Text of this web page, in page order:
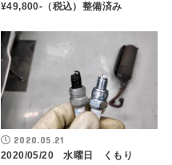
¥49,800-（税込）整備済み
2020.05.21
2020/05/20 水曜日 くもり